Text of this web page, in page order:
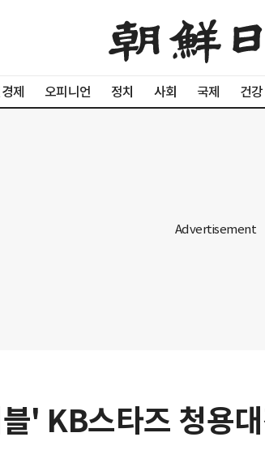
제 오피니언 정치 사회 국제 건강
' KB스타즈 청용